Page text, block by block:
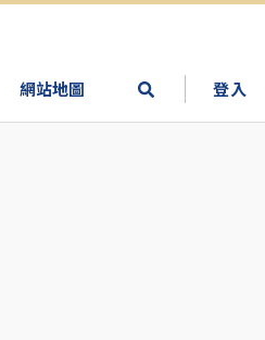
網站地圖 登入